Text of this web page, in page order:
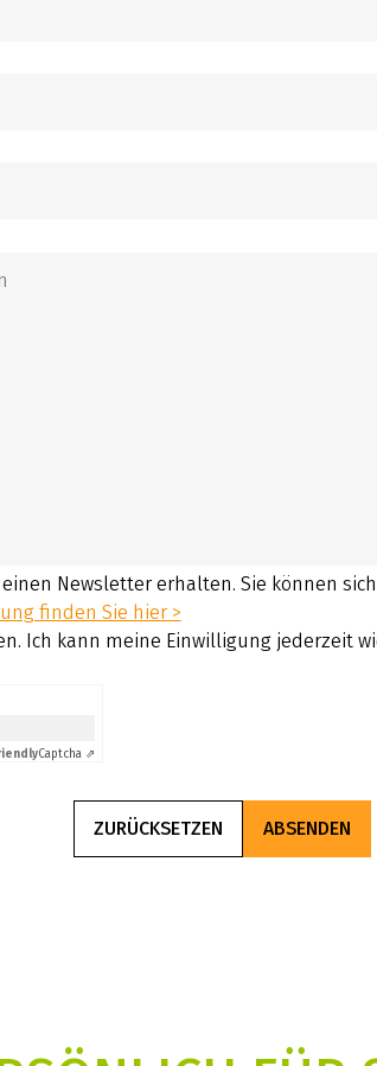
Newsletter erhalten. Sie können
finden Sie hier >
Ich kann meine Einwilligung jederzeit
Captcha ⇗
ZURÜCKSETZEN ABSENDEN